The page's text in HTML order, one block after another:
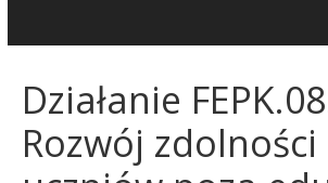
Działanie
Rozwój zdolności